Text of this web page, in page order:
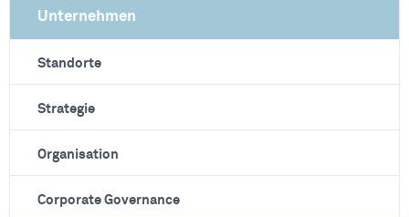
Unternehmen
Standorte
Strategie
Organisation
Corporate Governance